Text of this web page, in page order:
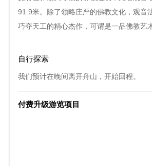
91.9米。除了领略庄严的佛教文化，观音
巧夺天工的精心杰作，可谓是一品佛教艺
自行探索
我们预计在晚间离开舟山，开始回程。
付费升级游览项目